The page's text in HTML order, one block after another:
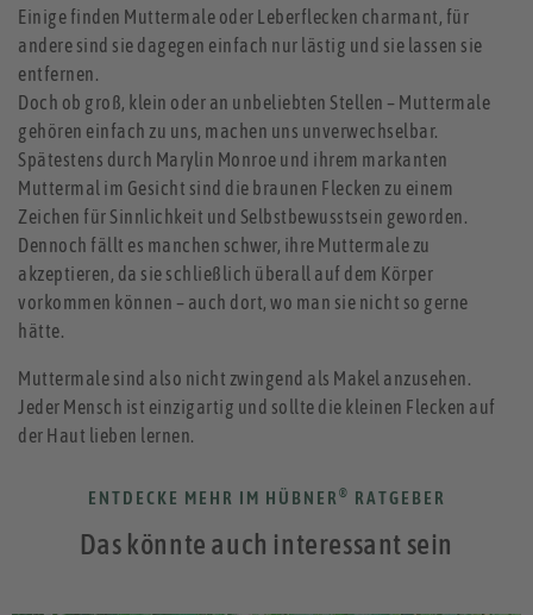
Einige finden Muttermale oder Leberflecken charmant, für
andere sind sie dagegen einfach nur lästig und sie lassen sie
entfernen.
Doch ob groß, klein oder an unbeliebten Stellen – Muttermale
gehören einfach zu uns, machen uns unverwechselbar.
Spätestens durch Marylin Monroe und ihrem markanten
Muttermal im Gesicht sind die braunen Flecken zu einem
Zeichen für Sinnlichkeit und Selbstbewusstsein geworden.
Dennoch fällt es manchen schwer, ihre Muttermale zu
akzeptieren, da sie schließlich überall auf dem Körper
vorkommen können – auch dort, wo man sie nicht so gerne
hätte.
Muttermale sind also nicht zwingend als Makel anzusehen.
Jeder Mensch ist einzigartig und sollte die kleinen Flecken auf
der Haut lieben lernen.
ENTDECKE MEHR IM HÜBNER ® RATGEBER
Das könnte auch interessant sein